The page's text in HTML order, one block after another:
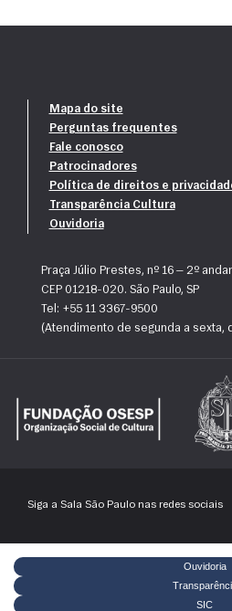
Mapa do site
Perguntas frequentes
Fale conosco
Patrocinadores
Política de direitos e
Transparência Cultura
Ouvidoria
Praça Júlio Prestes, nº 16 — 2º andar
CEP 01218-020. São Paulo, SP
Tel: +55 11 3367-9500
(Atendimento de segunda a sexta,
Siga a Sala São Paulo nas redes sociais
Ouvidoria
SIC